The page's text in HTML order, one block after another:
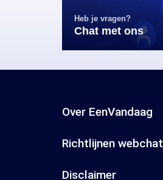
Heb je vragen?
Chat met ons
Over EenVandaag
Richtlijnen webchat
Disclaimer